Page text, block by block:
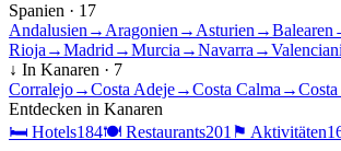
Spanien · 17
Andalusien → Aragonien → Asturien →Balearen
Rioja →Madrid →Murcia →Navarra →
↓ In Kanaren · 7
Corralejo→Costa Adeje→Costa Calma →
Entdecken in Kanaren
🛏 Hotels184🍽 Restaurants201 ⚑ Aktivitäten